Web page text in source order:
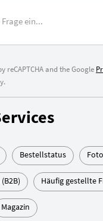
reCAPTCHA and the Google
Bestellstatus
Häufig gestellte
Magazin